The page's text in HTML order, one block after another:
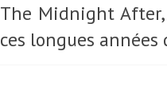
The Midnight
ces longues années